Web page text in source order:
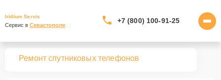
Iridium Servis
Сервис в Севастополе
+7 (800) 100-91-25
Ремонт спутниковых телефонов